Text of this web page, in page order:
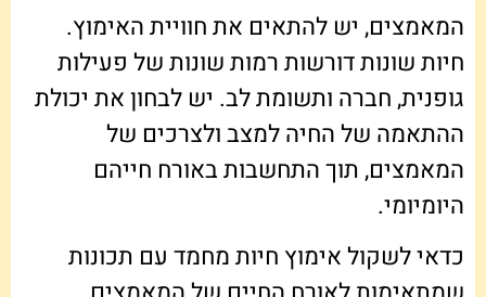
המאמצים, יש להתאים את חוויית האימוץ.
חיות שונות דורשות רמות שונות של פעילות
גופנית, חברה ותשומת לב. יש לבחון את יכולת
ההתאמה של החיה למצב ולצרכים של
המאמצים, תוך התחשבות באורח חייהם
היומיומי.
כדאי לשקול אימוץ חיות מחמד עם תכונות